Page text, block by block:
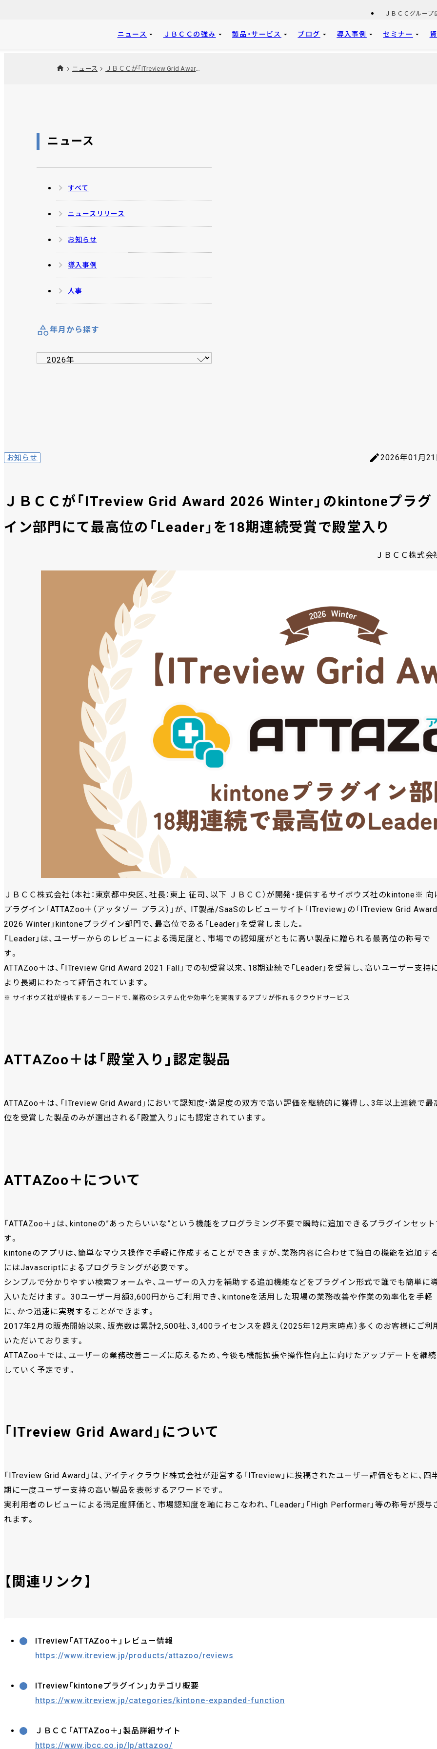
ＪＢＣＣグループ
ニュース ＪＢＣＣの強み 製品・サービス ブログ 導入事例 セミナー
ニュース ＪＢＣＣが「ITreview Grid Award 2026 Winter」のkintoneプラグイン部門にて最高位の「Leader」を18期連続受賞で殿堂入り
ニュース
すべて
ニュースリリース
お知らせ
導入事例
人事
年月から探す
お知らせ 2026年01月
ＪＢＣＣが「ITreview Grid Award 2026 Winter」のkintoneプラグ
イン部門にて最高位の「Leader」を18期連続受賞で殿堂入り
ＪＢＣＣ株式
ＪＢＣＣ株式会社（本社：東京都中央区、社長：東上 征司、以下 ＪＢＣＣ）が開発・提供するサイボウズ社のkintone※ 向
プラグイン「ATTAZoo＋（アッタゾー プラス）」が、 IT製品/SaaSのレビューサイト「ITreview」の「ITreview Grid Award
2026 Winter」kintoneプラグイン部門で、最高位である「Leader」を受賞しました。
「Leader」は、ユーザーからのレビューによる満足度と、市場での認知度がともに高い製品に贈られる最高位の称号で
す。
ATTAZoo＋は、「ITreview Grid Award 2021 Fall」での初受賞以来、18期連続で「Leader」を受賞し、高いユーザー支持
より長期にわたって評価されています。
※ サイボウズ社が提供するノーコードで、業務のシステム化や効率化を実現するアプリが作れるクラウドサービス
ATTAZoo＋は「殿堂入り」認定製品
ATTAZoo＋は、「ITreview Grid Award」において認知度・満足度の双方で高い評価を継続的に獲得し、3年以上連続で最
位を受賞した製品のみが選出される「殿堂入り」にも認定されています。
ATTAZoo＋について
「ATTAZoo＋」は、kintoneの”あったらいいな”という機能をプログラミング不要で瞬時に追加できるプラグインセッ
す。
kintoneのアプリは、簡単なマウス操作で手軽に作成することができますが、業務内容に合わせて独自の機能を追加す
にはJavascriptによるプログラミングが必要です。
シンプルで分かりやすい検索フォームや、ユーザーの入力を補助する追加機能などをプラグイン形式で誰でも簡単に
入いただけます。 30ユーザー月額3,600円からご利用でき、kintoneを活用した現場の業務改善や作業の効率化を手軽
に、かつ迅速に実現することができます。
2017年2月の販売開始以来、販売数は累計2,500社、3,400ライセンスを超え（2025年12月末時点）多くのお客様にご利
いただいております。
ATTAZoo＋では、ユーザーの業務改善ニーズに応えるため、今後も機能拡張や操作性向上に向けたアップデートを継続
していく予定です。
「ITreview Grid Award」について
「ITreview Grid Award」は、アイティクラウド株式会社が運営する「ITreview」に投稿されたユーザー評価をもとに、四
期に一度ユーザー支持の高い製品を表彰するアワードです。
実利用者のレビューによる満足度評価と、市場認知度を軸におこなわれ、「Leader」「High Performer」等の称号が授与
れます。
【関連リンク】
ITreview「ATTAZoo＋」レビュー情報
https://www.itreview.jp/products/attazoo/reviews
ITreview「kintoneプラグイン」カテゴリ概要
https://www.itreview.jp/categories/kintone-expanded-function
ＪＢＣＣ「ATTAZoo＋」製品詳細サイト
https://www.jbcc.co.jp/lp/attazoo/